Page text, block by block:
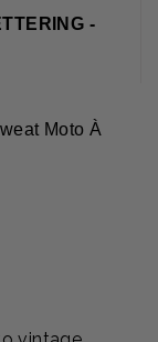
-
Moto À